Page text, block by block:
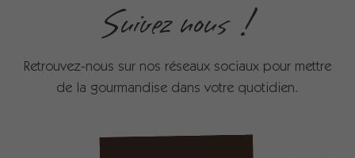
Suivez nous !
Retrouvez-nous sur nos réseaux sociaux pour mettre
de la gourmandise dans votre quotidien.